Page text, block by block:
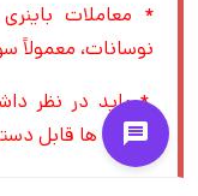
* معاملات
نوسانات، معمولاً سود کمی
* باید در نظر
حساب ها قابل